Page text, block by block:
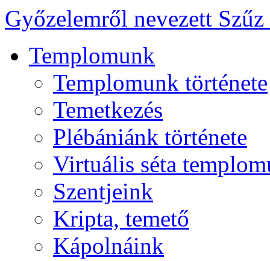
Győzelemről nevezett
Templomunk
Templomunk története
Temetkezés
Plébániánk története
Virtuális séta
Szentjeink
Kripta, temető
Kápolnáink